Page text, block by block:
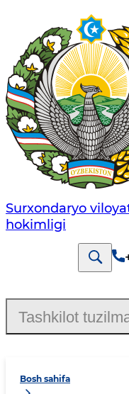
Surxondaryo
hokimligi
Bosh sahifa
Tashkilot